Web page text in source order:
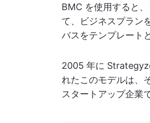
BMC を使用すると
て、ビジネスプラン
バスをテンプレート
2005 年に
れたこのモデルは、
スタートアップ企業